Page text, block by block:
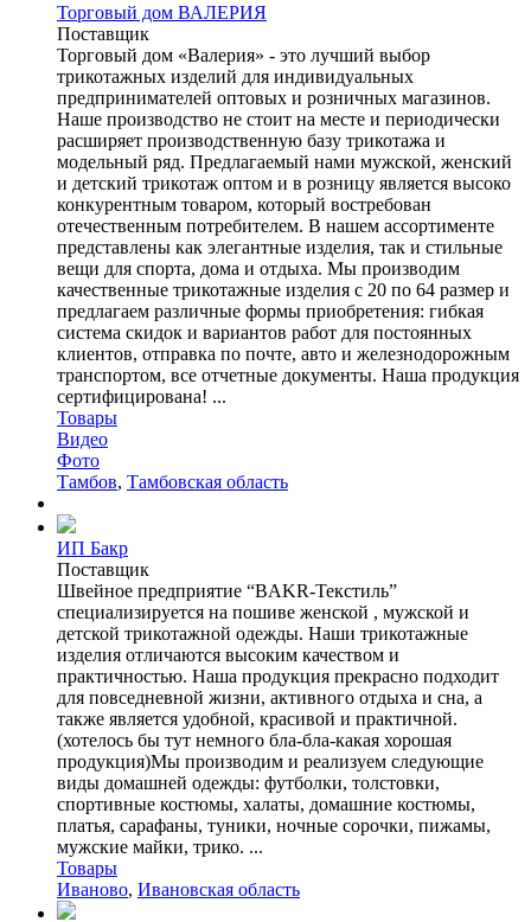
Торговый дом ВАЛЕРИЯ
Поставщик
Торговый дом «Валерия» - это лучший выбор
трикотажных изделий для индивидуальных
предпринимателей оптовых и розничных магазинов.
Наше производство не стоит на месте и периодически
расширяет производственную базу трикотажа и
модельный ряд. Предлагаемый нами мужской, женский
и детский трикотаж оптом и в розницу является высоко
конкурентным товаром, который востребован
отечественным потребителем. В нашем ассортименте
представлены как элегантные изделия, так и стильные
вещи для спорта, дома и отдыха. Мы производим
качественные трикотажные изделия с 20 по 64 размер и
предлагаем различные формы приобретения: гибкая
система скидок и вариантов работ для постоянных
клиентов, отправка по почте, авто и железнодорожным
транспортом, все отчетные документы. Наша продукция
сертифицирована! ...
Товары
Видео
Фото
Тамбов, Тамбовская область
ИП Бакр
Поставщик
Швейное предприятие “BAKR-Текстиль”
специализируется на пошиве женской , мужской и
детской трикотажной одежды. Наши трикотажные
изделия отличаются высоким качеством и
практичностью. Наша продукция прекрасно подходит
для повседневной жизни, активного отдыха и сна, а
также является удобной, красивой и практичной.
(хотелось бы тут немного бла-бла-какая хорошая
продукция)Мы производим и реализуем следующие
виды домашней одежды: футболки, толстовки,
спортивные костюмы, халаты, домашние костюмы,
платья, сарафаны, туники, ночные сорочки, пижамы,
мужские майки, трико. ...
Товары
Иваново, Ивановская область